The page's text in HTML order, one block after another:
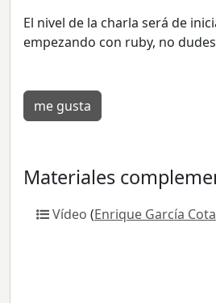
El nivel de la charla será de
empezando con ruby, no
me gusta
Materiales
Vídeo (Enrique García Cota